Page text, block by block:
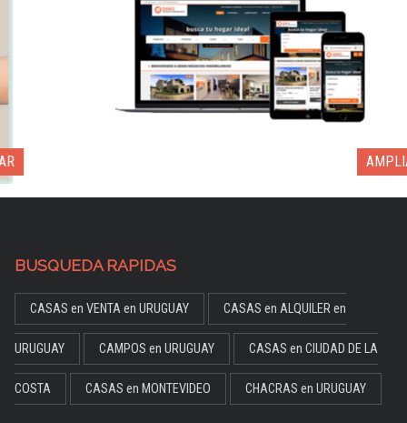
AMPLIAR
BUSQUEDA RAPIDAS
CASAS en VENTA en URUGUAY CASAS en ALQUILER en
URUGUAY CAMPOS en URUGUAY CASAS en CIUDAD DE LA
COSTA CASAS en MONTEVIDEO CHACRAS en URUGUAY